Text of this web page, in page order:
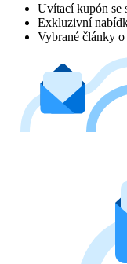
Uvítací kupón se
Exkluzivní
Vybrané články